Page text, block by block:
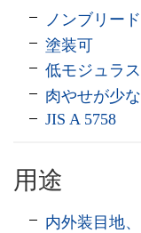
ノンブリー
塗装可
低モジュラス
肉やせが少
JIS A 5758
用途
内外装目地